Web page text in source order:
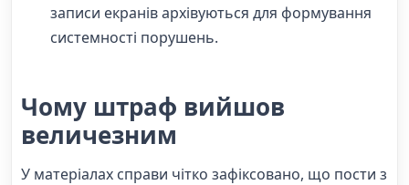
записи екранів архівуються для формування
системності порушень.
Чому штраф вийшов
величезним
У матеріалах справи чітко зафіксовано, що пости з